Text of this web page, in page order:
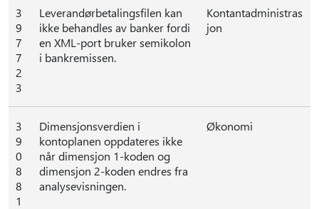
3
9
7
7
2
3
Leverandørbetalingsfilen kan
ikke behandles av banker fordi
en XML-port bruker semikolon
i bankremissen.
Kontantadministras
jon
3
9
0
8
8
1
Dimensjonsverdien i
kontoplanen oppdateres ikke
når dimensjon 1-koden og
dimensjon 2-koden endres fra
analysevisningen.
Økonomi